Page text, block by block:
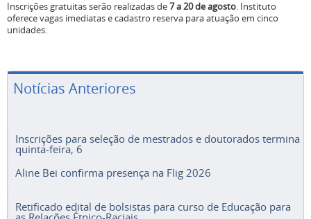
Inscrições gratuitas serão realizadas de7 a 20 de agosto. Instituto
oferece vagas imediatas e cadastro reserva para atuação em cinco
unidades.
Notícias Anteriores
Inscrições para seleção de mestrados e doutorados termina
quinta-feira, 6
Aline Bei confirma presença na Flig 2026
Retificado edital de bolsistas para curso de Educação para